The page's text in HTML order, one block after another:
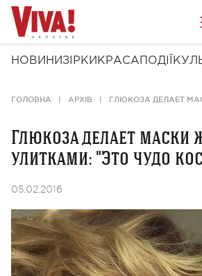
НОВИНИ ЗІРКИ КРАСА ПОДІЇ
ГОЛОВНА АРХІВ ГЛЮКОЗА ДЕЛАЕТ
Глюкоза делает
улитками: "Это чудо
05.02.2016